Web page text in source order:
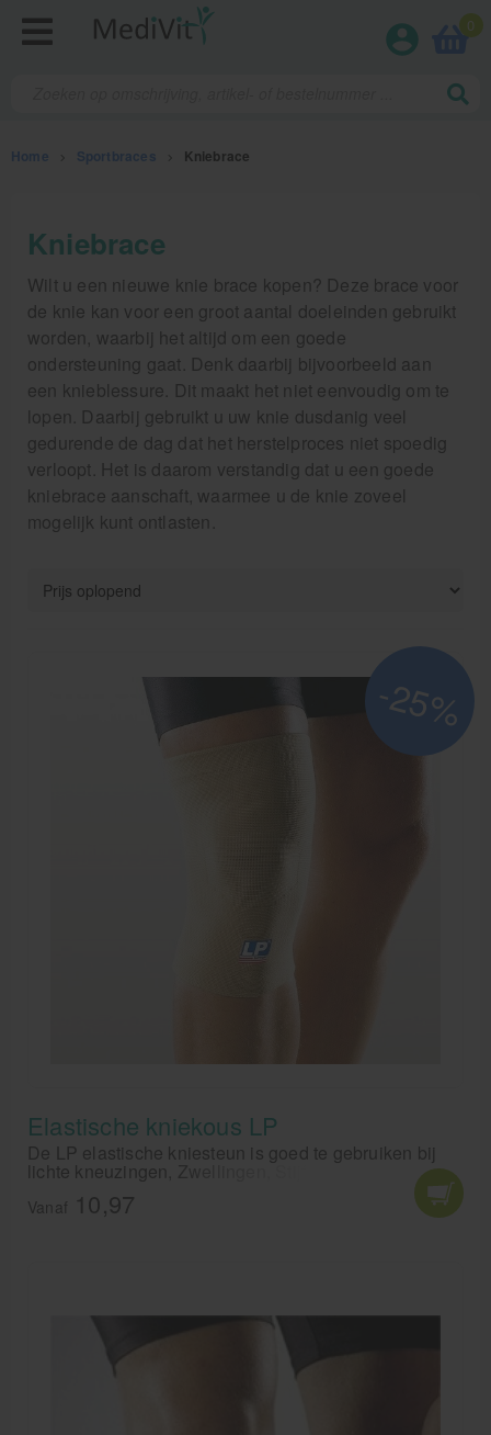
0
Home Sportbraces Kniebrace
Fysiotherapieproducten
Verbruiksmaterialen
Massage
Massagetafels
Sportbraces
Elleboogbrace
Rugbrace
Kniebrace
Inlegzooltjes en hakstukjes
Aanbiedingen groothandel fysiotherapie en massage
Kniebrace
Wilt u een nieuwe knie brace kopen? Deze brace voor
de knie kan voor een groot aantal doeleinden gebruikt
worden, waarbij het altijd om een goede
ondersteuning gaat. Denk daarbij bijvoorbeeld aan
een knieblessure. Dit maakt het niet eenvoudig om te
lopen. Daarbij gebruikt u uw knie dusdanig veel
gedurende de dag dat het herstelproces niet spoedig
verloopt. Het is daarom verstandig dat u een goede
kniebrace aanschaft, waarmee u de knie zoveel
mogelijk kunt ontlasten.
-25%
Elastische kniekous LP
De LP elastische kniesteun is goed te gebruiken bij
lichte kneuzingen, Zwellingen, Stijfheid,
Bloedcirculatieproblemen en ter preventie. De LP
elastische kniebandage is een lichte kous voor steun
Vanaf 10,97